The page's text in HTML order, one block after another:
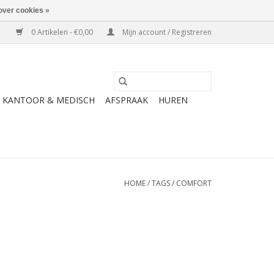
0 Artikelen - €0,00 Mijn account / Registreren
KANTOOR & MEDISCH AFSPRAAK HUREN
HOME/TAGS/ COMFORT
cookies »